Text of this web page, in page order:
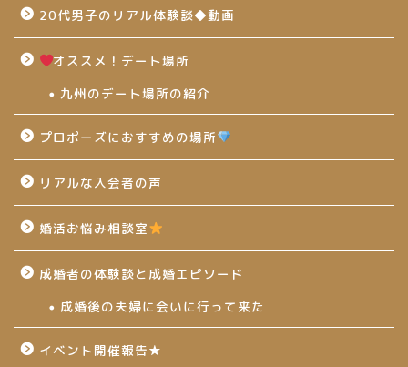
20代男子のリアル体験談◆動画
オススメ！デート場所
九州のデート場所の紹介
プロポーズにおすすめの場所
リアルな入会者の声
婚活お悩み相談室
成婚者の体験談と成婚エピソード
成婚後の夫婦に会いに行って来た
イベント開催報告★